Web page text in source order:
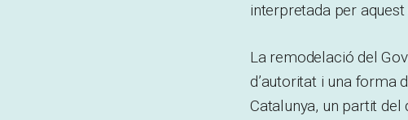
interpretada per
La remodelació del
d’autoritat i una forma
Catalunya, un partit del